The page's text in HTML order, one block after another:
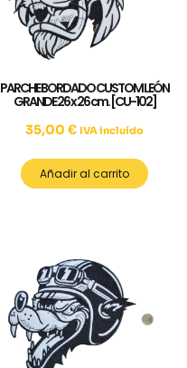
PARCHE BORDADO CUSTOM LEÓN
GRANDE 26 x 26 cm. [CU-102]
35,00 € IVA incluído
Añadir al carrito